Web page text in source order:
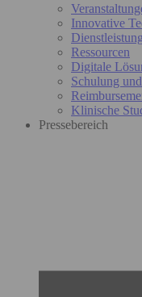
Innovative
Ressourcen
Digitale
Schulung
Klinische
Pressebereich